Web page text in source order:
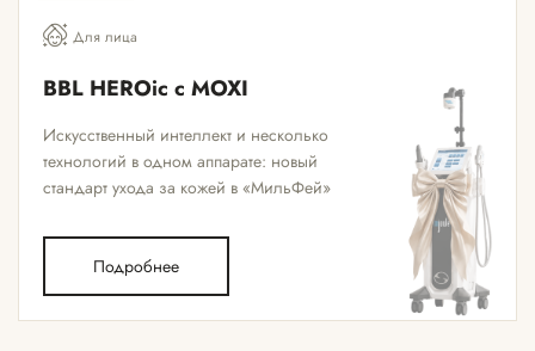
Для лица
BBL HEROic с MOXI
Искусственный интеллект и несколько
технологий в одном аппарате: новый
стандарт ухода за кожей в «МильФей»
Подробнее